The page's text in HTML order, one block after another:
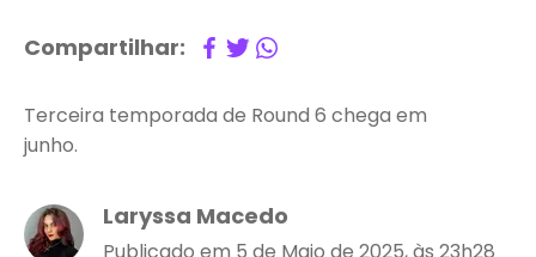
Compartilhar:
Terceira temporada de Round 6 chega em
junho.
Laryssa Macedo